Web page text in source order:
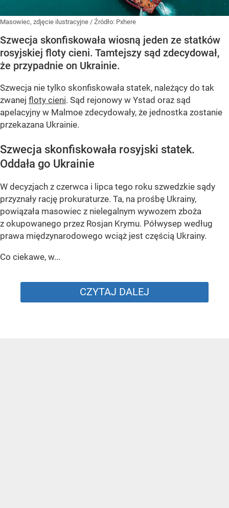
Masowiec, zdjęcie ilustracyjne / Źródło: Pxhere
Szwecja skonfiskowała wiosną jeden ze statków
rosyjskiej floty cieni. Tamtejszy sąd zdecydował,
że przypadnie on Ukrainie.
Szwecja nie tylko skonfiskowała statek, należący do tak
zwanej floty cieni. Sąd rejonowy w Ystad oraz sąd
apelacyjny w Malmoe zdecydowały, że jednostka zostanie
przekazana Ukrainie.
Szwecja skonfiskowała rosyjski statek.
Oddała go Ukrainie
W decyzjach z czerwca i lipca tego roku szwedzkie sądy
przyznały rację prokuraturze. Ta, na prośbę Ukrainy,
powiązała masowiec z nielegalnym wywozem zboża
z okupowanego przez Rosjan Krymu. Półwysep według
prawa międzynarodowego wciąż jest częścią Ukrainy.
Co ciekawe, w...
CZYTAJ DALEJ